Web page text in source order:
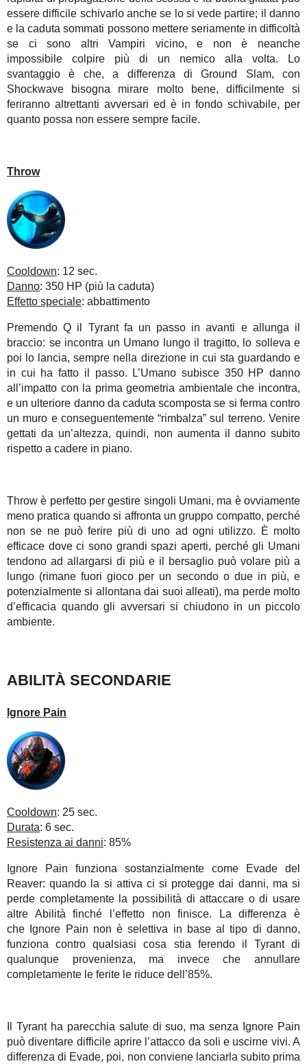
essere difficile schivarlo anche se lo si vede partire; il danno
e la caduta sommati possono mettere seriamente in difficoltà
se ci sono altri Vampiri vicino, e non è neanche
impossibile colpire più di un nemico alla volta. Lo
svantaggio è che, a differenza di Ground Slam, con
Shockwave bisogna mirare molto bene, difficilmente si
feriranno altrettanti avversari ed è in fondo schivabile, per
quanto possa non essere sempre facile.
Throw
Cooldown: 12 sec.
Danno: 350 HP (più la caduta)
Effetto speciale: abbattimento
Premendo Q il Tyrant fa un passo in avanti e allunga il
braccio: se incontra un Umano lungo il tragitto, lo solleva e
poi lo lancia, sempre nella direzione in cui sta guardando e
in cui ha fatto il passo. L’Umano subisce 350 HP danno
all’impatto con la prima geometria ambientale che incontra,
e un ulteriore danno da caduta scomposta se si ferma contro
un muro e conseguentemente “rimbalza” sul terreno. Venire
gettati da un’altezza, quindi, non aumenta il danno subito
rispetto a cadere in piano.
Throw è perfetto per gestire singoli Umani, ma è ovviamente
meno pratica quando si affronta un gruppo compatto, perché
non se ne può ferire più di uno ad ogni utilizzo. È molto
efficace dove ci sono grandi spazi aperti, perché gli Umani
tendono ad allargarsi di più e il bersaglio può volare più a
lungo (rimane fuori gioco per un secondo o due in più, e
potenzialmente si allontana dai suoi alleati), ma perde molto
d’efficacia quando gli avversari si chiudono in un piccolo
ambiente.
ABILITÀ SECONDARIE
Ignore Pain
Cooldown: 25 sec.
Durata: 6 sec.
Resistenza ai danni: 85%
Ignore Pain funziona sostanzialmente come Evade del
Reaver: quando la si attiva ci si protegge dai danni, ma si
perde completamente la possibilità di attaccare o di usare
altre Abilità finché l’effetto non finisce. La differenza è
che Ignore Pain non è selettiva in base al tipo di danno,
funziona contro qualsiasi cosa stia ferendo il Tyrant di
qualunque provenienza, ma invece che annullare
completamente le ferite le riduce dell’85%.
Il Tyrant ha parecchia salute di suo, ma senza Ignore Pain
può diventare difficile aprire l’attacco da soli e uscirne vivi. A
differenza di Evade, poi, non conviene lanciarla subito prima